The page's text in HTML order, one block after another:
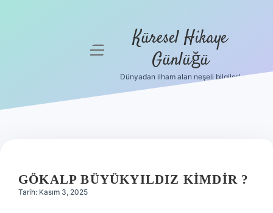
Hakkımızda
menüyü
Küresel Hikaye
Günlüğü
Dünyadan ilham alan neşeli bilgiler!
GÖKALP BÜYÜKYILDIZ KIMDIR ?
Tarih: Kasım 3, 2025